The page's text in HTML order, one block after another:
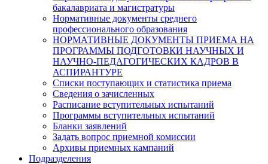
бакалавриата и магистратуры
Нормативные документы среднего
профессионального образования
НОРМАТИВНЫЕ ДОКУМЕНТЫ ПРИЕМА НА
ПРОГРАММЫ ПОДГОТОВКИ НАУЧНЫХ И
НАУЧНО-ПЕДАГОГИЧЕСКИХ КАДРОВ В
АСПИРАНТУРЕ
Списки поступающих и статистика приема
Сведения о зачисленных
Расписание вступительных испытаний
Программы вступительных испытаний
Бланки заявлений
Задать вопрос приемной комиссии
Архивы приемных кампаний
Подразделения